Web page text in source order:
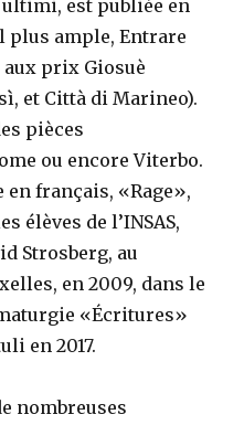
est publiée en
plus ample, Entrare
aux prix Giosuè
et Città di Marineo).
pièces
ou encore Viterbo.
français, «Rage»,
élèves de l’INSAS,
Strosberg, au
en 2009, dans le
«Écritures»
en 2017.
nombreuses